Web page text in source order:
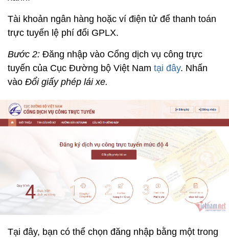
Tài khoản ngân hàng hoặc ví điện tử để thanh toán
trực tuyến lệ phí đổi GPLX.
Bước 2: Đăng nhập vào Cổng dịch vụ công trực
tuyến của Cục Đường bộ Việt Nam tại đây. Nhấn
vào Đổi giấy phép lái xe.
Tại đây, bạn có thể chọn đăng nhập bằng một trong